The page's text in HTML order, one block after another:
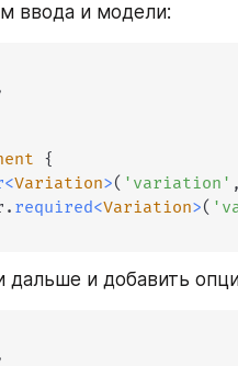
ввода и модели:
{
<Variation>( 'variation' ,
. required<Variation>(
и добавить